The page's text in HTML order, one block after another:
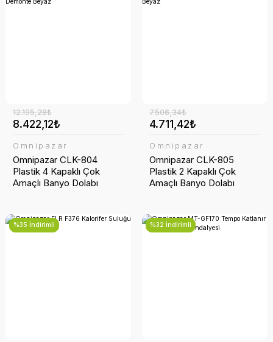
8.422,12₺
12.195,28₺
Omnipazar
Omnipazar CLK-804
Plastik 4 Kapaklı Çok
Amaçlı Banyo Dolabı
4.711,42₺
7.506,34₺
Omnipazar
Omnipazar CLK-805
Plastik 2 Kapaklı Çok
Amaçlı Banyo Dolabı
%35 İndirimli %32 İndirimli